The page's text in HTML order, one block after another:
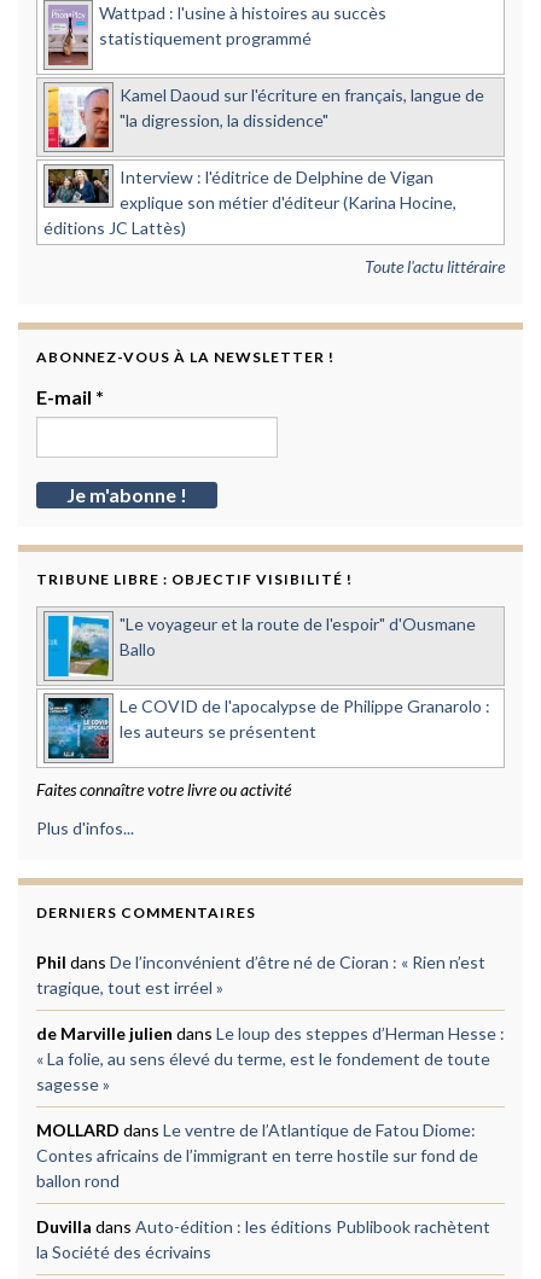
Wattpad : l'usine à histoires au succès
statistiquement programmé
Kamel Daoud sur l'écriture en français, langue de
"la digression, la dissidence"
Interview : l'éditrice de Delphine de Vigan
explique son métier d'éditeur (Karina Hocine,
éditions JC Lattès)
Toute l'actu littéraire
ABONNEZ-VOUS À LA NEWSLETTER !
E-mail *
TRIBUNE LIBRE : OBJECTIF VISIBILITÉ !
"Le voyageur et la route de l'espoir" d'Ousmane
Ballo
Le COVID de l'apocalypse de Philippe Granarolo :
les auteurs se présentent
Faites connaître votre livre ou activité
Plus d'infos...
DERNIERS COMMENTAIRES
Phil dans De l’inconvénient d’être né de Cioran : « Rien n’est
tragique, tout est irréel »
de Marville julien dans Le loup des steppes d’Herman Hesse :
« La folie, au sens élevé du terme, est le fondement de toute
sagesse »
MOLLARD dans Le ventre de l’Atlantique de Fatou Diome:
Contes africains de l’immigrant en terre hostile sur fond de
ballon rond
Duvilla dans Auto-édition : les éditions Publibook rachètent
la Société des écrivains